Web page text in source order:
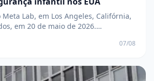
Lab, em Los Angeles, Califórnia,
em 20 de maio de 2026.
wp-
07/08